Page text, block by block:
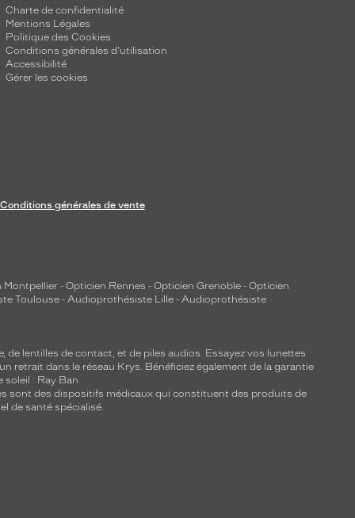
Charte de confidentialité
Mentions Légales
Politique des Cookies
Conditions générales d'utilisation
Accessibilité
Gérer les cookies
Conditions générales de vente
Montpellier - Opticien Rennes - Opticien Grenoble - Opticien
Toulouse - Audioprothésiste Lille - Audioprothésiste
de lentilles de contact, et de piles audios. Essayez vos lunettes
retrait dans le réseau Krys. Bénéficiez également de la garantie
soleil : Ray Ban
sont des dispositifs médicaux qui constituent des produits de
de santé spécialisé.